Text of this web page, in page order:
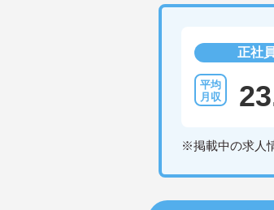
正社
※掲載中の求人